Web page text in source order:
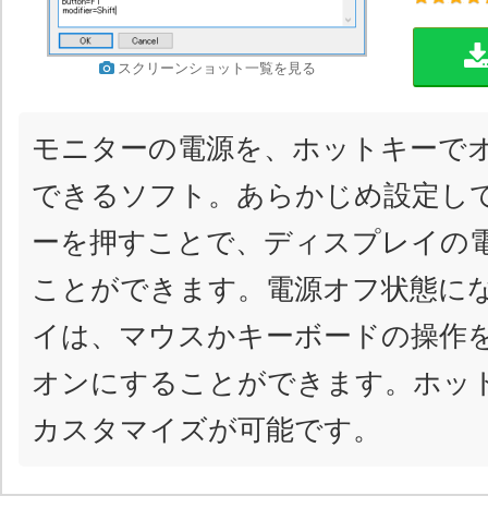
スクリーンショット一覧を見る
モニターの電源を、ホットキーで
できるソフト。あらかじめ設定し
ーを押すことで、ディスプレイの
ことができます。電源オフ状態に
イは、マウスかキーボードの操作
オンにすることができます。ホッ
カスタマイズが可能です。